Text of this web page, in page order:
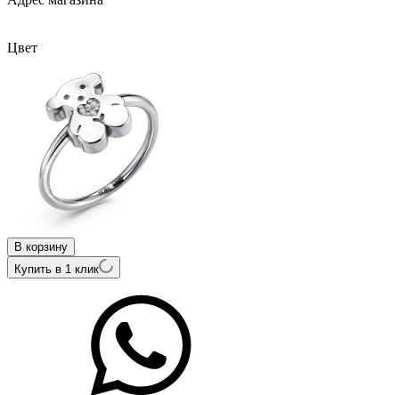
Цвет
В корзину
Купить в 1 клик